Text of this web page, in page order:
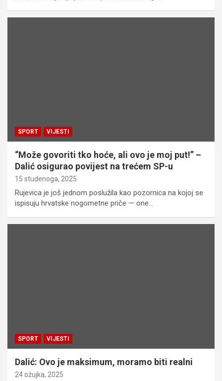
SPORT VIJESTI
“Može govoriti tko hoće, ali ovo je moj put!” –
Dalić osigurao povijest na trećem SP-u
15 studenoga, 2025
Rujevica je još jednom poslužila kao pozornica na kojoj se
ispisuju hrvatske nogometne priče — one…
SPORT VIJESTI
Dalić: Ovo je maksimum, moramo biti realni
24 ožujka, 2025